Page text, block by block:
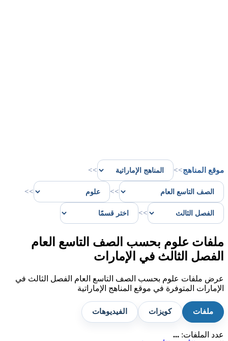
موقع المناهج>>
>>
>>
>>
>>
ملفات علوم بحسب الصف التاسع العام
الفصل الثالث في الإمارات
عرض ملفات علوم بحسب الصف التاسع العام الفصل الثالث في
الإمارات المتوفرة في موقع المناهج الإماراتية
ملفات كويزات الفيديوهات
عدد الملفات: ...